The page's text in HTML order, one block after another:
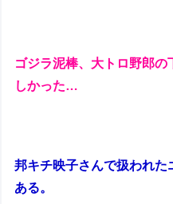
ゴジラ泥棒、大トロ野郎
しかった…
邦キチ映子さんで扱われ
ある。